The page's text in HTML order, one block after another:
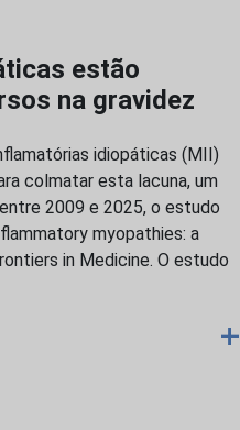
estão
na gravidez
idiopáticas (MII)
colmatar esta lacuna, um
2009 e 2025, o estudo
myopathies: a
in Medicine. O estudo
+